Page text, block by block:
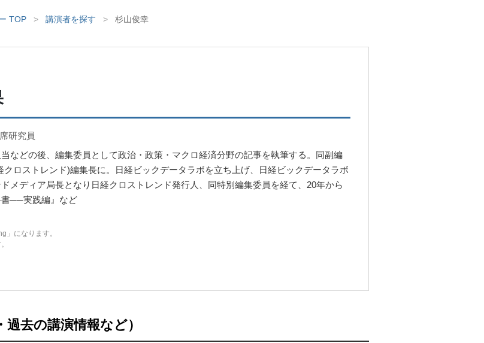
TOP > 講演者を探す > 杉山俊幸
研究員
などの後、編集委員として政治・政策・マクロ経済分野の記事を執筆する。同副編
ロストレンド)編集長に。日経ビックデータラボを立ち上げ、日経ビックデータラボ
メディア局長となり日経クロストレンド発行人、同特別編集委員を経て、20年から
書──実践編』など
」になります。
去の講演情報など）